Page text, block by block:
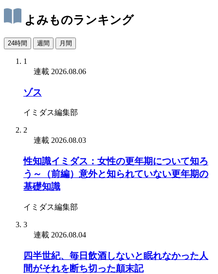
よみものランキング
24時間 週間 月間
1
連載 2026.08.06
ゾス
イミダス編集部
2
連載 2026.08.03
性知識イミダス：女性の更年期について知ろ
う～（前編）意外と知られていない更年期の
基礎知識
イミダス編集部
3
連載 2026.08.04
四半世紀、毎日飲酒しないと眠れなかった人
間がそれを断ち切った顛末記